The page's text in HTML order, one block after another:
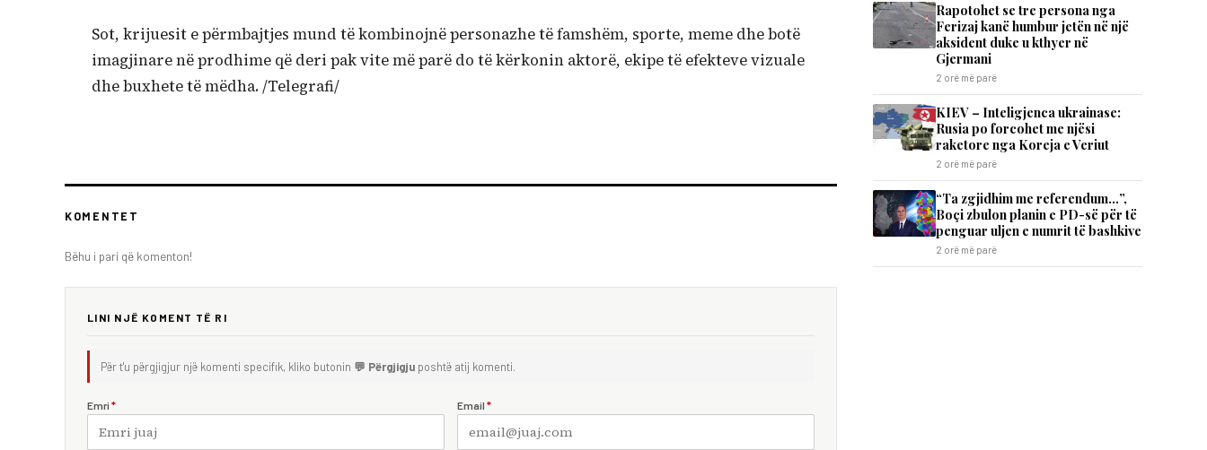
Sot, krijuesit e përmbajtjes mund të kombinojnë personazhe të famshëm, sporte, meme dhe botë
imagjinare në prodhime që deri pak vite më parë do të kërkonin aktorë, ekipe të efekteve vizuale
dhe buxhete të mëdha. /Telegrafi/
KOMENTET
Bëhu i pari që komenton!
LINI NJË KOMENT TË RI
Për t'u përgjigjur një komenti specifik, kliko butonin 💬 Përgjigju poshtë atij komenti.
Emri * Email *
Rapotohet se tre persona nga
Ferizaj kanë humbur jetën në një
aksident duke u kthyer në
Gjermani
2 orë më parë
KIEV – Inteligjenca ukrainase:
Rusia po forcohet me njësi
raketore nga Koreja e Veriut
2 orë më parë
“Ta zgjidhim me referendum…”,
Boçi zbulon planin e PD-së për të
penguar uljen e numrit të bashkive
2 orë më parë